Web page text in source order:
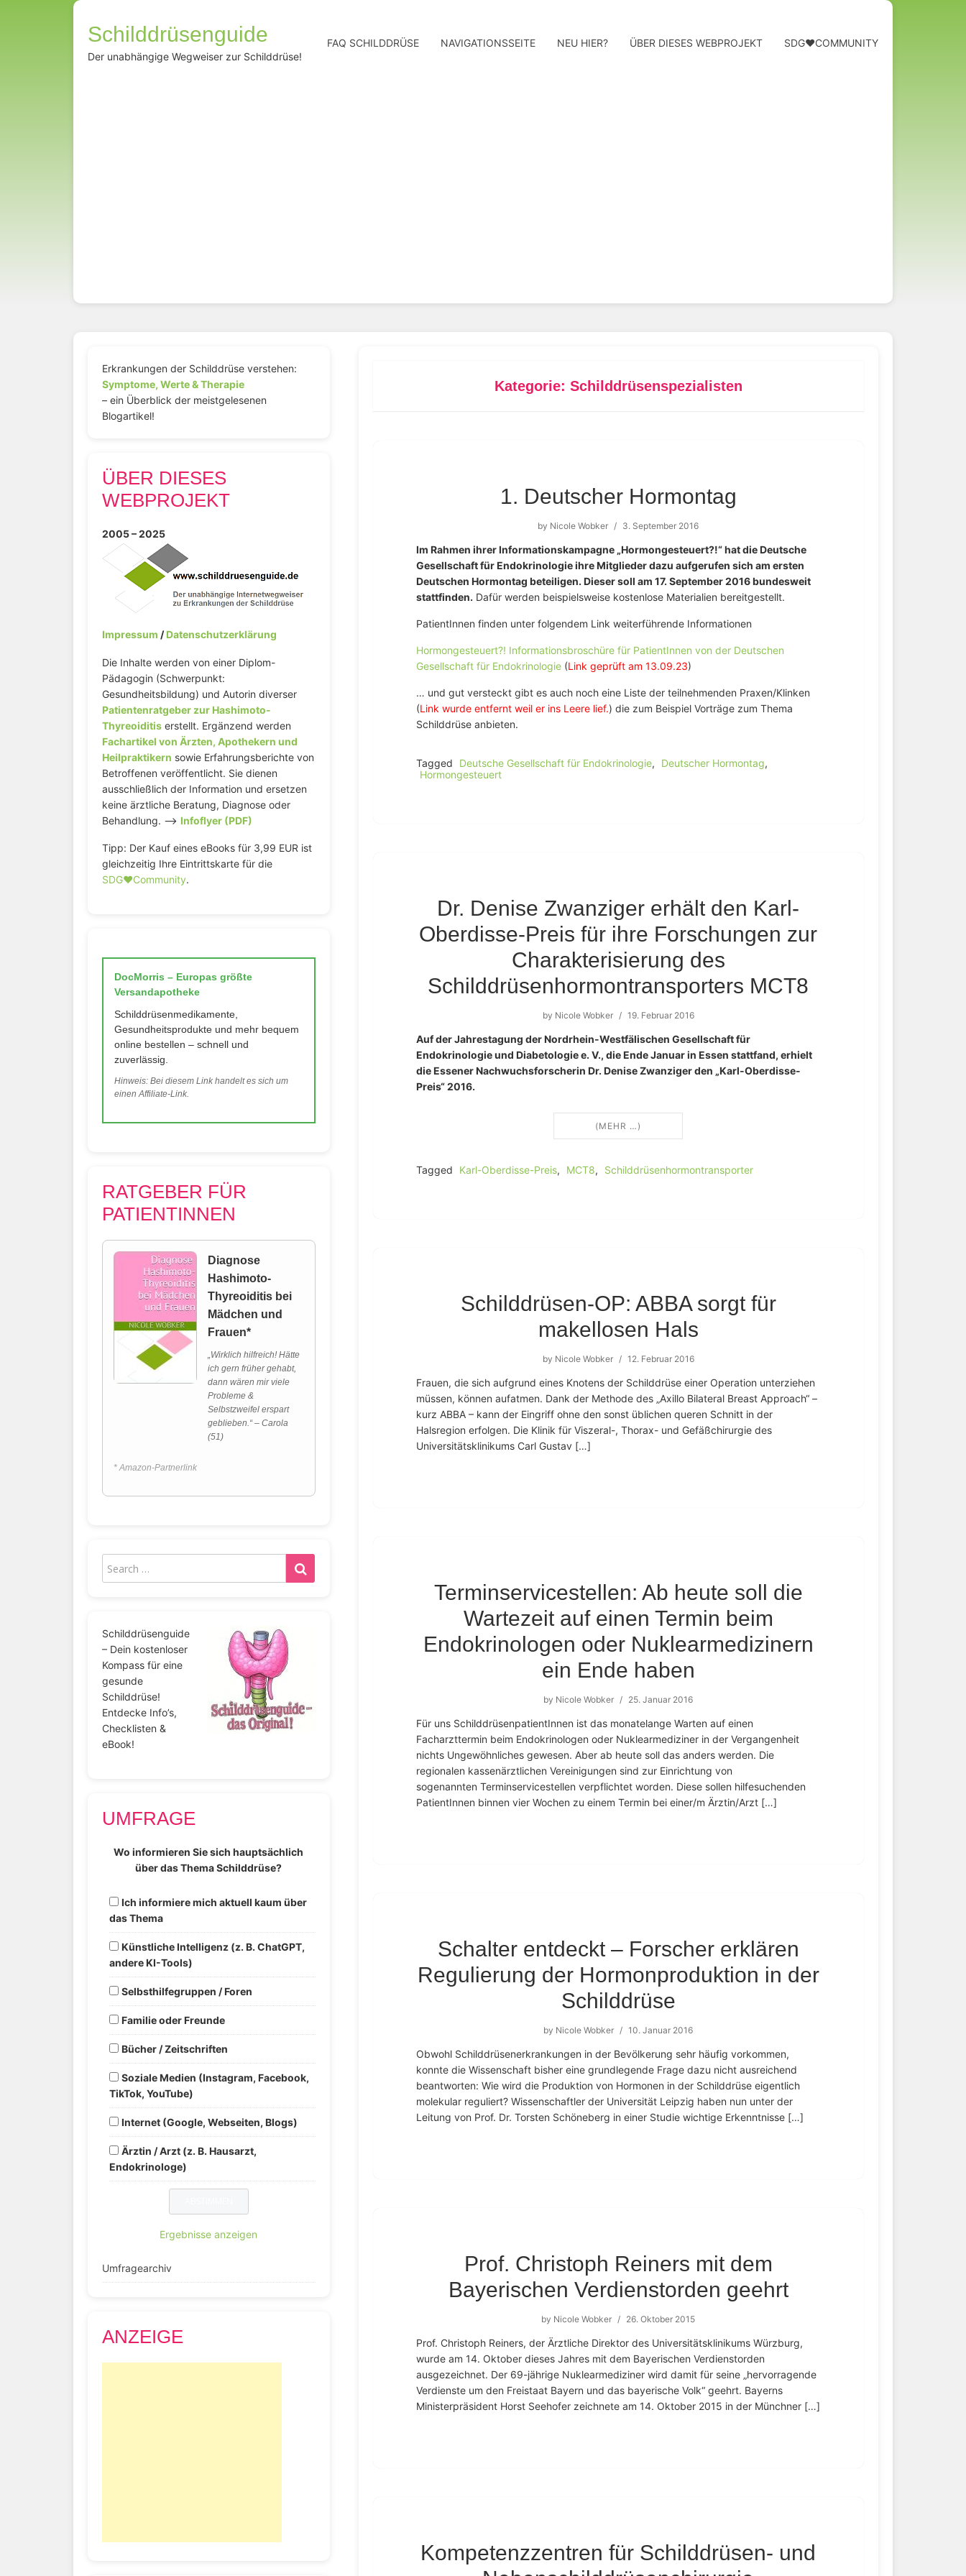
Schilddrüsenguide
Der unabhängige Wegweiser zur Schilddrüse!
FAQ SCHILDDRÜSE NAVIGATIONSSEITE NEU HIER? ÜBER DIESES WEBPROJEKT SDG❤️COMMUNITY
Kategorie: Schilddrüsenspezialisten
1. Deutscher Hormontag
by Nicole Wobker / 3. September 2016
Im Rahmen ihrer Informationskampagne „Hormongesteuert?!“ hat die Deutsche
Gesellschaft für Endokrinologie ihre Mitglieder dazu aufgerufen sich am ersten
Deutschen Hormontag beteiligen. Dieser soll am 17. September 2016 bundesweit
stattfinden. Dafür werden beispielsweise kostenlose Materialien bereitgestellt.
PatientInnen finden unter folgendem Link weiterführende Informationen
Hormongesteuert?! Informationsbroschüre für PatientInnen von der Deutschen
Gesellschaft für Endokrinologie (Link geprüft am 13.09.23)
… und gut versteckt gibt es auch noch eine Liste der teilnehmenden Praxen/Klinken
(Link wurde entfernt weil er ins Leere lief.) die zum Beispiel Vorträge zum Thema
Schilddrüse anbieten.
Tagged Deutsche Gesellschaft für Endokrinologie, Deutscher Hormontag,
Hormongesteuert
Dr. Denise Zwanziger erhält den Karl-
Oberdisse-Preis für ihre Forschungen zur
Charakterisierung des
Schilddrüsenhormontransporters MCT8
by Nicole Wobker / 19. Februar 2016
Auf der Jahrestagung der Nordrhein-Westfälischen Gesellschaft für
Endokrinologie und Diabetologie e. V., die Ende Januar in Essen stattfand, erhielt
die Essener Nachwuchsforscherin Dr. Denise Zwanziger den „Karl-Oberdisse-
Preis“ 2016.
(MEHR …)
Tagged Karl-Oberdisse-Preis, MCT8, Schilddrüsenhormontransporter
Schilddrüsen-OP: ABBA sorgt für
makellosen Hals
by Nicole Wobker / 12. Februar 2016
Frauen, die sich aufgrund eines Knotens der Schilddrüse einer Operation unterziehen
müssen, können aufatmen. Dank der Methode des „Axillo Bilateral Breast Approach“ –
kurz ABBA – kann der Eingriff ohne den sonst üblichen queren Schnitt in der
Halsregion erfolgen. Die Klinik für Viszeral-, Thorax- und Gefäßchirurgie des
Universitätsklinikums Carl Gustav […]
Terminservicestellen: Ab heute soll die
Wartezeit auf einen Termin beim
Endokrinologen oder Nuklearmedizinern
ein Ende haben
by Nicole Wobker / 25. Januar 2016
Für uns SchilddrüsenpatientInnen ist das monatelange Warten auf einen
Facharzttermin beim Endokrinologen oder Nuklearmediziner in der Vergangenheit
nichts Ungewöhnliches gewesen. Aber ab heute soll das anders werden. Die
regionalen kassenärztlichen Vereinigungen sind zur Einrichtung von
sogenannten Terminservicestellen verpflichtet worden. Diese sollen hilfesuchenden
PatientInnen binnen vier Wochen zu einem Termin bei einer/m Ärztin/Arzt […]
Schalter entdeckt – Forscher erklären
Regulierung der Hormonproduktion in der
Schilddrüse
by Nicole Wobker / 10. Januar 2016
Obwohl Schilddrüsenerkrankungen in der Bevölkerung sehr häufig vorkommen,
konnte die Wissenschaft bisher eine grundlegende Frage dazu nicht ausreichend
beantworten: Wie wird die Produktion von Hormonen in der Schilddrüse eigentlich
molekular reguliert? Wissenschaftler der Universität Leipzig haben nun unter der
Leitung von Prof. Dr. Torsten Schöneberg in einer Studie wichtige Erkenntnisse […]
Prof. Christoph Reiners mit dem
Bayerischen Verdienstorden geehrt
by Nicole Wobker / 26. Oktober 2015
Prof. Christoph Reiners, der Ärztliche Direktor des Universitätsklinikums Würzburg,
wurde am 14. Oktober dieses Jahres mit dem Bayerischen Verdienstorden
ausgezeichnet. Der 69-jährige Nuklearmediziner wird damit für seine „hervorragende
Verdienste um den Freistaat Bayern und das bayerische Volk“ geehrt. Bayerns
Ministerpräsident Horst Seehofer zeichnete am 14. Oktober 2015 in der Münchner […]
Kompetenzzentren für Schilddrüsen- und
Erkrankungen der Schilddrüse verstehen:
Symptome, Werte & Therapie
– ein Überblick der meistgelesenen
Blogartikel!
ÜBER DIESES
WEBPROJEKT
2005 – 2025
Impressum /Datenschutzerklärung
Die Inhalte werden von einer Diplom-
Pädagogin (Schwerpunkt:
Gesundheitsbildung) und Autorin diverser
Patientenratgeber zur Hashimoto-
Thyreoiditis erstellt. Ergänzend werden
Fachartikel von Ärzten, Apothekern und
Heilpraktikern sowie Erfahrungsberichte von
Betroffenen veröffentlicht. Sie dienen
ausschließlich der Information und ersetzen
keine ärztliche Beratung, Diagnose oder
Behandlung. –> Infoflyer (PDF)
Tipp: Der Kauf eines eBooks für 3,99 EUR ist
gleichzeitig Ihre Eintrittskarte für die
SDG♥️Community.
DocMorris – Europas größte
Versandapotheke
Schilddrüsenmedikamente,
Gesundheitsprodukte und mehr bequem
online bestellen – schnell und
zuverlässig.
Hinweis: Bei diesem Link handelt es sich um
einen Affiliate-Link.
RATGEBER FÜR
PATIENTINNEN
Diagnose
Hashimoto-
Thyreoiditis bei
Mädchen und
Frauen*
„Wirklich hilfreich! Hätte
ich gern früher gehabt,
dann wären mir viele
Probleme &
Selbstzweifel erspart
geblieben.“ – Carola
(51)
* Amazon-Partnerlink
Schilddrüsenguide
– Dein kostenloser
Kompass für eine
gesunde
Schilddrüse!
Entdecke Info’s,
Checklisten &
eBook!
UMFRAGE
Wo informieren Sie sich hauptsächlich
über das Thema Schilddrüse?
Ich informiere mich aktuell kaum über
das Thema
Künstliche Intelligenz (z. B. ChatGPT,
andere KI-Tools)
Selbsthilfegruppen / Foren
Familie oder Freunde
Bücher / Zeitschriften
Soziale Medien (Instagram, Facebook,
TikTok, YouTube)
Internet (Google, Webseiten, Blogs)
Ärztin / Arzt (z. B. Hausarzt,
Endokrinologe)
Ergebnisse anzeigen
Umfragearchiv
ANZEIGE